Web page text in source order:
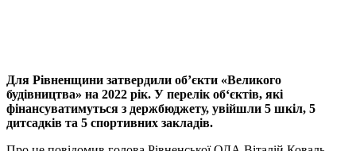
Для Рівненщини затвердили об’єкти «Великого
будівництва» на 2022 рік. У перелік об‘єктів, які
фінансуватимуться з держбюджету, увійшли 5 шкіл, 5
дитсадків та 5 спортивних закладів.